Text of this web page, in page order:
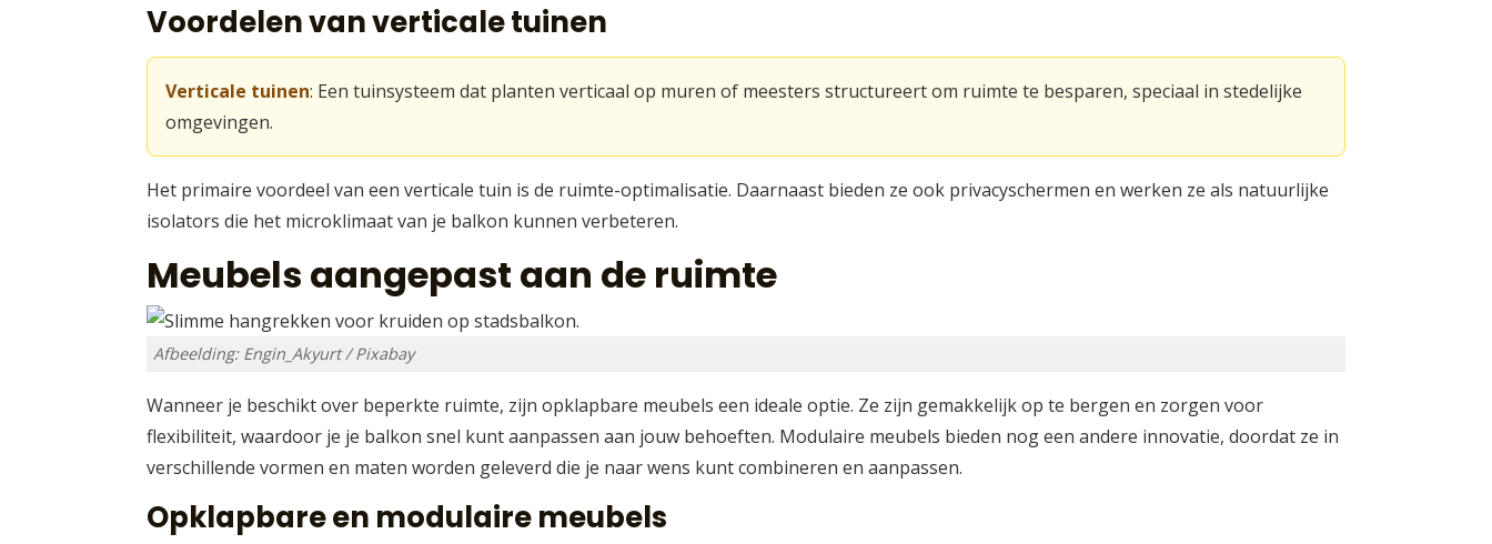
Voordelen van verticale tuinen
Verticale tuinen: Een tuinsysteem dat planten verticaal op muren of meesters structureert om ruimte te besparen, speciaal in stedelijke
omgevingen.
Het primaire voordeel van een verticale tuin is de ruimte-optimalisatie. Daarnaast bieden ze ook privacyschermen en werken ze als natuurlijke
isolators die het microklimaat van je balkon kunnen verbeteren.
Meubels aangepast aan de ruimte
Afbeelding: Engin_Akyurt / Pixabay
Wanneer je beschikt over beperkte ruimte, zijn opklapbare meubels een ideale optie. Ze zijn gemakkelijk op te bergen en zorgen voor
flexibiliteit, waardoor je je balkon snel kunt aanpassen aan jouw behoeften. Modulaire meubels bieden nog een andere innovatie, doordat ze in
verschillende vormen en maten worden geleverd die je naar wens kunt combineren en aanpassen.
Opklapbare en modulaire meubels